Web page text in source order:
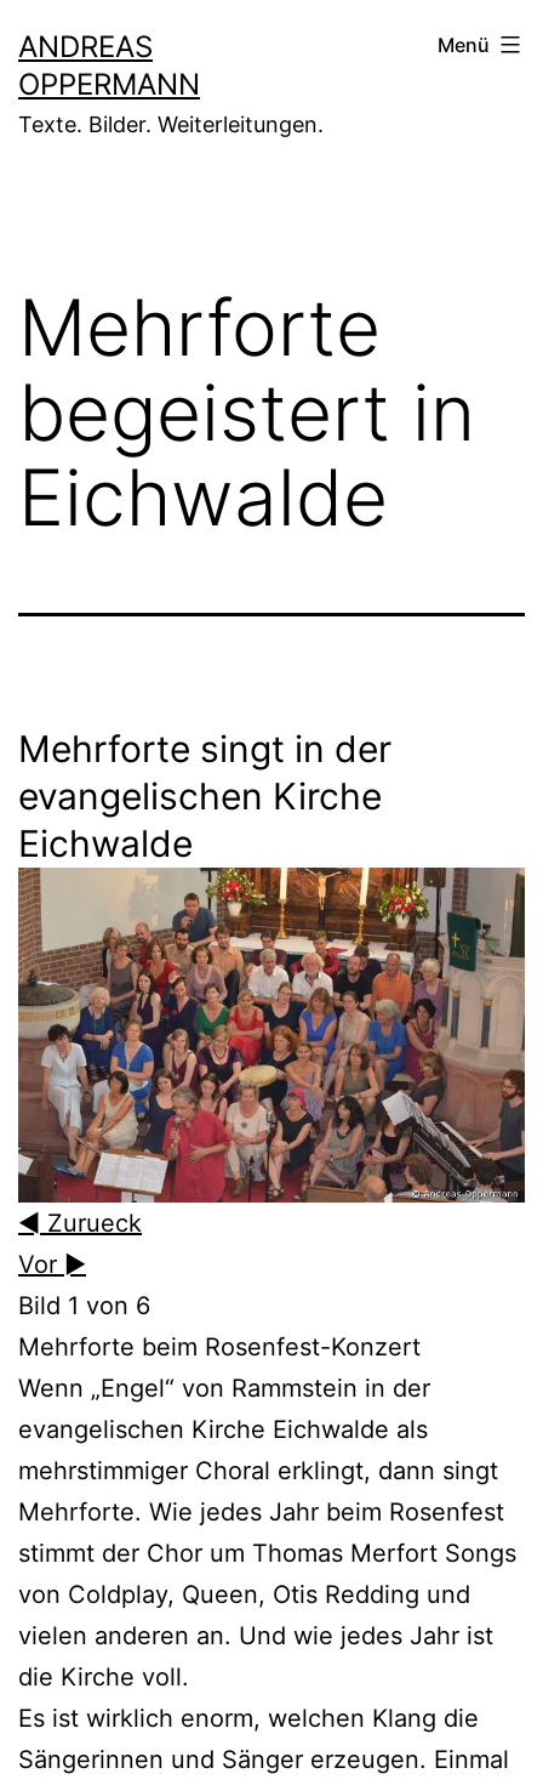
Inhalt
springen
ANDREAS
OPPERMANN
Texte. Bilder. Weiterleitungen.
Menü
Mehrforte
begeistert in
Eichwalde
Mehrforte singt in der
evangelischen Kirche
Eichwalde
◄ Zurueck
Vor ►
Bild 1 von 6
Mehrforte beim Rosenfest-Konzert
Wenn „Engel“ von Rammstein in der
evangelischen Kirche Eichwalde als
mehrstimmiger Choral erklingt, dann singt
Mehrforte. Wie jedes Jahr beim Rosenfest
stimmt der Chor um Thomas Merfort Songs
von Coldplay, Queen, Otis Redding und
vielen anderen an. Und wie jedes Jahr ist
die Kirche voll.
Es ist wirklich enorm, welchen Klang die
Sängerinnen und Sänger erzeugen. Einmal